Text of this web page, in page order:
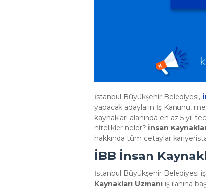
İstanbul Büyükşehir Belediyesi,
yapacak adayların İş Kanunu,
kaynakları alanında en az 5 yıl
nitelikler neler? İnsan
hakkında tüm detaylar
İBB İnsan
İstanbul Büyükşehir Belediyesi iş
Kaynakları Uzmanı iş ilanına